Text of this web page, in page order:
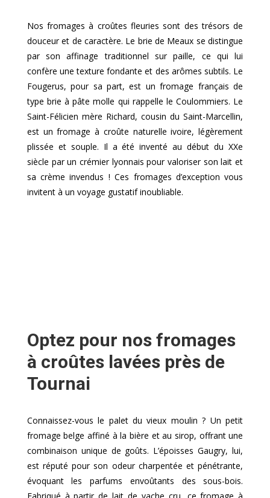
Nos fromages à croûtes fleuries sont des trésors de
douceur et de caractère. Le brie de Meaux se distingue
par son affinage traditionnel sur paille, ce qui lui
confère une texture fondante et des arômes subtils. Le
Fougerus, pour sa part, est un fromage français de
type brie à pâte molle qui rappelle le Coulommiers. Le
Saint-Félicien mère Richard, cousin du Saint-Marcellin,
est un fromage à croûte naturelle ivoire, légèrement
plissée et souple. Il a été inventé au début du XXe
siècle par un crémier lyonnais pour valoriser son lait et
sa crème invendus ! Ces fromages d’exception vous
invitent à un voyage gustatif inoubliable.
Optez pour nos fromages
à croûtes lavées près de
Tournai
Connaissez-vous le palet du vieux moulin ? Un petit
fromage belge affiné à la bière et au sirop, offrant une
combinaison unique de goûts. L’époisses Gaugry, lui,
est réputé pour son odeur charpentée et pénétrante,
évoquant les parfums envoûtants des sous-bois.